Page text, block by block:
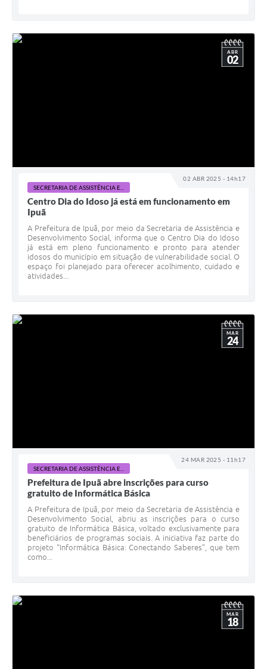
02 ABR 2025 - 14h17
ABR
02
SECRETARIA DE ASSISTÊNCIA E...
Centro Dia do Idoso já está em funcionamento em
Ipuã
A Prefeitura de Ipuã, por meio da Secretaria de Assistência e
Desenvolvimento Social, informa que o Centro Dia do Idoso
já está em pleno funcionamento e pronto para atender
idosos do município em situação de vulnerabilidade social. O
espaço foi planejado para oferecer acolhimento, cuidado e
atividades...
24 MAR 2025 - 11h17
MAR
24
SECRETARIA DE ASSISTÊNCIA E...
Prefeitura de Ipuã abre inscrições para curso
gratuito de Informática Básica
A Prefeitura de Ipuã, por meio da Secretaria de Assistência e
Desenvolvimento Social, abriu as inscrições para o curso
gratuito de Informática Básica, voltado exclusivamente para
beneficiários de programas sociais. A iniciativa faz parte do
projeto “Informática Básica: Conectando Saberes”, que tem
como...
MAR
18